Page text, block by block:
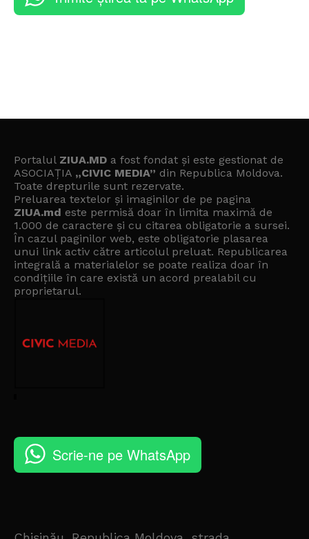
Portalul ZIUA.MD a fost fondat și este gestionat de
ASOCIAȚIA „CIVIC MEDIA” din Republica Moldova.
Toate drepturile sunt rezervate.
Preluarea textelor și imaginilor de pe pagina
ZIUA.md este permisă doar în limita maximă de
1.000 de caractere și cu citarea obligatorie a sursei.
În cazul paginilor web, este obligatorie plasarea
unui link activ către articolul preluat. Republicarea
integrală a materialelor se poate realiza doar în
condițiile în care există un acord prealabil cu
proprietarul.
Scrie-ne pe WhatsApp